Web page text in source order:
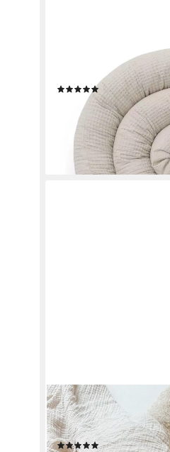
Schutz und
Bettumrandung
(10)
ab 39,90 € UVP49,90 €
-20%
lieferbar - in 6-7 Werktagen
LITTLEANTUNIQUE
Bettnestchen Nestchen
Bettnestchen I Babybett
(1)